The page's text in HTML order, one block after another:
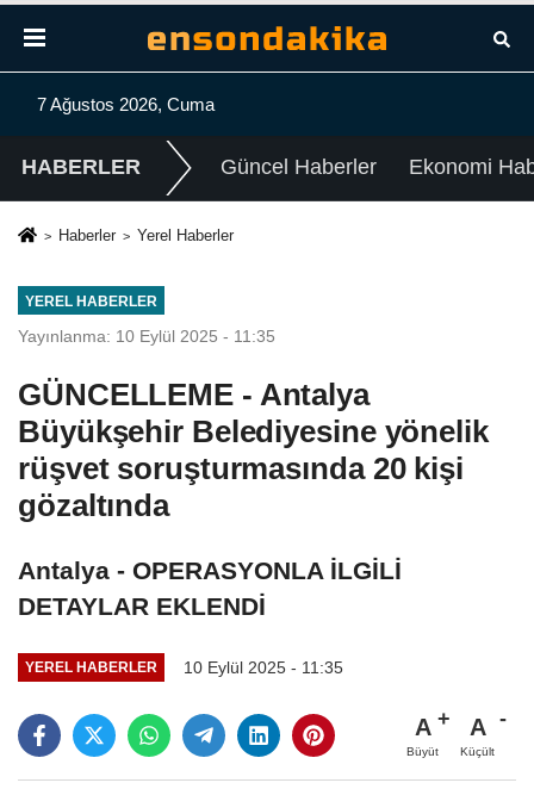
7 Ağustos 2026, Cuma
HABERLER Güncel Haberler Ekonomi
Haberler Yerel Haberler
YEREL HABERLER
Yayınlanma: 10 Eylül 2025 - 11:35
GÜNCELLEME - Antalya
Büyükşehir Belediyesine yönelik
rüşvet soruşturmasında 20 kişi
gözaltında
Antalya - OPERASYONLA İLGİLİ
DETAYLAR EKLENDİ
YEREL HABERLER 10 Eylül 2025 - 11:35
A
Büyüt
A
Küçült